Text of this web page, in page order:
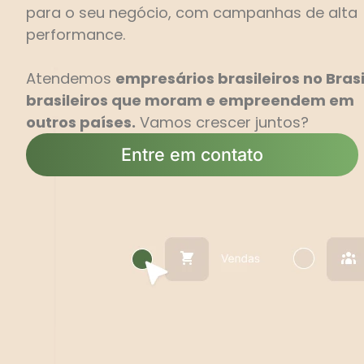
para o seu negócio, com campanhas de alta
performance.
Atendemos empresários brasileiros no
brasileiros que moram e empreendem em
outros países. Vamos crescer juntos?
Entre em contato